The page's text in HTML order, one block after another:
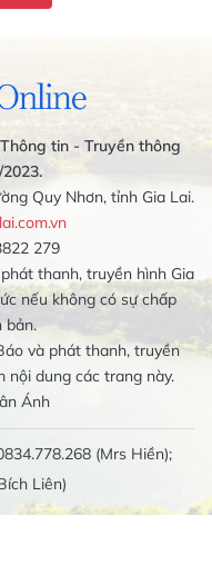
tin - Truyền thông
Quy Nhơn, tỉnh Gia Lai.
279
thanh, truyền hình Gia
nếu không có sự chấp
bản.
và phát thanh, truyền
nội dung các trang này.
Ánh
(Mrs Hiền);
Liên)